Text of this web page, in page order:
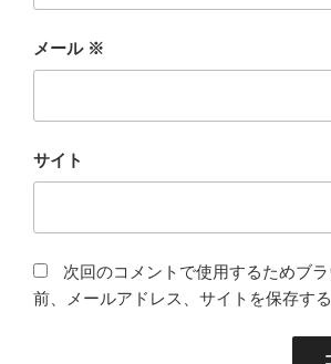
メール ※
サイト
次回のコメントで使用するためブ
前、メールアドレス、サイトを保存する